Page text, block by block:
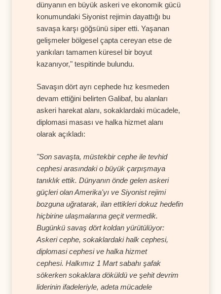
dünyanın en büyük askeri ve ekonomik gücü
konumundaki Siyonist rejimin dayattığı bu
savaşa karşı göğsünü siper etti. Yaşanan
gelişmeler bölgesel çapta cereyan etse de
yankıları tamamen küresel bir boyut
kazanıyor," tespitinde bulundu.
Savaşın dört ayrı cephede hız kesmeden
devam ettiğini belirten Galibaf, bu alanları
askeri harekat alanı, sokaklardaki mücadele,
diplomasi masası ve halka hizmet alanı
olarak açıkladı:
"Son savaşta, müstekbir cephe ile tevhid
cephesi arasındaki o büyük çarpışmaya
tanıklık ettik. Dünyanın önde gelen askeri
güçleri olan Amerika'yı ve Siyonist rejimi
bozguna uğratarak, ilan ettikleri dokuz hedefin
hiçbirine ulaşmalarına geçit vermedik.
Bugünkü savaş dört koldan yürütülüyor:
Askeri cephe, sokaklardaki halk cephesi,
diplomasi cephesi ve halka hizmet
cephesi. Halkımız 1 Mart sabahı şafak
sökerken sokaklara döküldü ve şehit devrim
liderinin ifadeleriyle, adeta mücadele